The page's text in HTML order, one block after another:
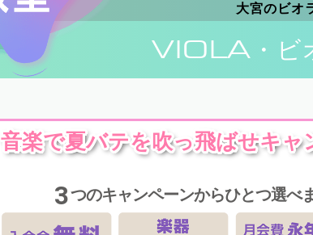
大宮のビオ
VIOLA ・
音楽で夏バテを吹っ飛ばせキャ
3つのキャンペーンからひとつ選べ